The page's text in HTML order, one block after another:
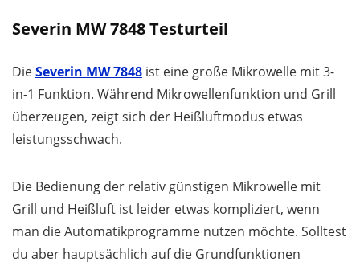
Severin MW 7848 Testurteil
DieSeverin MW 7848 ist eine große Mikrowelle mit 3-
in-1 Funktion. Während Mikrowellenfunktion und Grill
überzeugen, zeigt sich der Heißluftmodus etwas
leistungsschwach.
Die Bedienung der relativ günstigen Mikrowelle mit
Grill und Heißluft ist leider etwas kompliziert, wenn
man die Automatikprogramme nutzen möchte. Solltest
du aber hauptsächlich auf die Grundfunktionen